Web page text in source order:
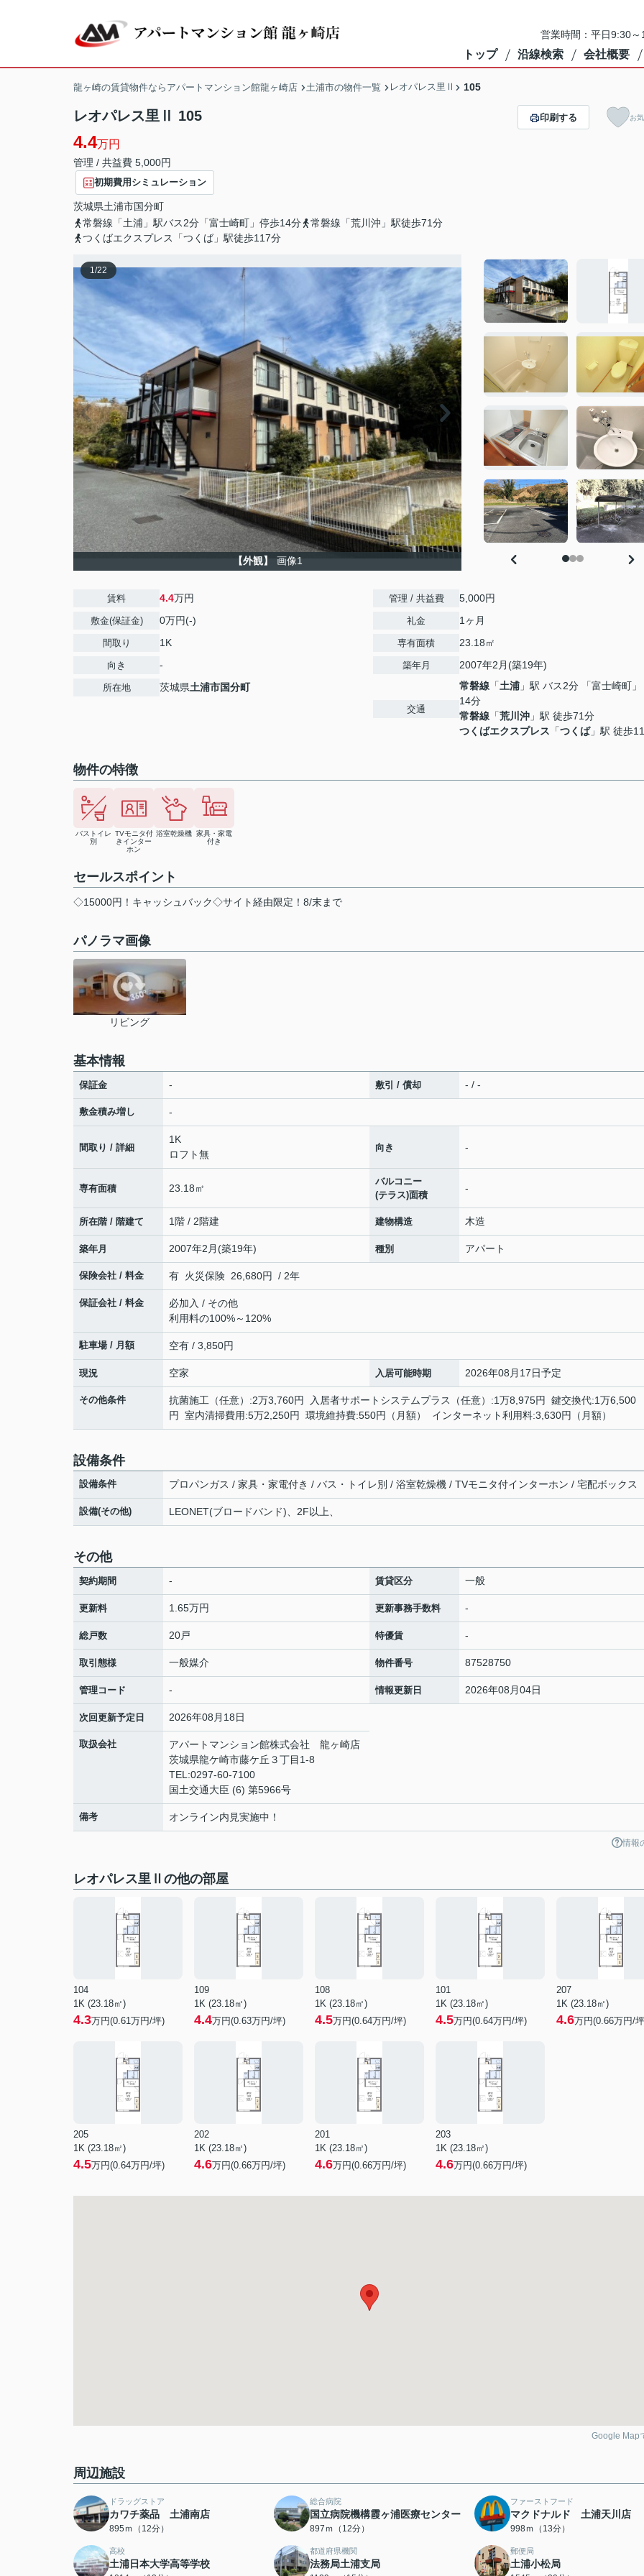
営業時間：平日9:30
トップ 沿線検索 会社概要
龍ヶ崎の賃貸物件ならアパートマンション館龍ヶ崎店 土浦市の物件一覧 レオパレス里Ⅱ 105
レオパレス里Ⅱ 105
4.4万円
管理 / 共益費 5,000円
初期費用シミュレーション
茨城県土浦市国分町
常磐線「土浦」駅バス2分「富士崎町」停歩14分
常磐線「荒川沖」駅徒歩71分
つくばエクスプレス「つくば」駅徒歩117分
印刷する お
1/22
【外観】 画像1
賃料 4.4万円
敷金(保証金) 0万円(-)
間取り 1K
向き -
所在地 茨城県土浦市国分町
管理 / 共益費 5,000円
礼金 1ヶ月
専有面積 23.18㎡
築年月 2007年2月(築19年)
交通
常磐線 「土浦 」駅 バス2分 「富士崎町
14分
常磐線 「荒川沖 」駅 徒歩71分
つくばエクスプレス 「つくば」駅 徒歩
物件の特徴
バストイレ
別
TVモニタ付
きインター
ホン
浴室乾燥機 家具・家電
付き
セールスポイント
◇15000円！キャッシュバック◇サイト経由限定！8/末まで
パノラマ画像
リビング
基本情報
保証金 - 敷引 / 償却 - / -
敷金積み増し -
間取り / 詳細
1K
ロフト無
向き -
専有面積 23.18㎡
バルコニー
(テラス)面積
-
所在階 / 階建て 1階 / 2階建 建物構造 木造
築年月 2007年2月(築19年) 種別 アパート
保険会社 / 料金 有 火災保険 26,680円 / 2年
保証会社 / 料金
必加入 / その他
利用料の100%～120%
駐車場 / 月額 空有 / 3,850円
現況 空家 入居可能時期 2026年08月17日予定
その他条件
抗菌施工（任意）:2万3,760円 入居者サポートシステムプラス（任意）:1万8,975円 鍵交換代:1万6,500
円 室内清掃費用:5万2,250円 環境維持費:550円（月額） インターネット利用料:3,630円（月額）
設備条件
設備条件 プロパンガス / 家具・家電付き / バス・トイレ別 / 浴室乾燥機 / TVモニタ付インターホン / 宅配ボックス
設備(その他) LEONET(ブロードバンド)、2F以上、
その他
契約期間 - 賃貸区分 一般
更新料 1.65万円 更新事務手数料 -
総戸数 20戸 特優賃 -
取引態様 一般媒介 物件番号 87528750
管理コード - 情報更新日 2026年08月04日
次回更新予定日 2026年08月18日
取扱会社
アパートマンション館株式会社 龍ヶ崎店
茨城県龍ケ崎市藤ケ丘３丁目1-8
TEL:0297-60-7100
国土交通大臣 (6) 第5966号
備考 オンライン内見実施中！
情報
レオパレス里Ⅱの他の部屋
104
1K (23.18㎡)
4.3万円(0.61万円/坪)
109
1K (23.18㎡)
4.4万円(0.63万円/坪)
108
1K (23.18㎡)
4.5万円(0.64万円/坪)
101
1K (23.18㎡)
4.5万円(0.64万円/坪)
207
1K (23.18㎡)
4.6万円(0.66万円/
205
1K (23.18㎡)
4.5万円(0.64万円/坪)
202
1K (23.18㎡)
4.6万円(0.66万円/坪)
201
1K (23.18㎡)
4.6万円(0.66万円/坪)
203
1K (23.18㎡)
4.6万円(0.66万円/坪)
Google Map
周辺施設
ドラッグストア
カワチ薬品 土浦南店
895ｍ（12分）
総合病院
国立病院機構霞ヶ浦医療センター
897ｍ（12分）
ファーストフード
マクドナルド 土浦天川店
998ｍ（13分）
高校
土浦日本大学高等学校
都道府県機関
法務局土浦支局
郵便局
土浦小松局